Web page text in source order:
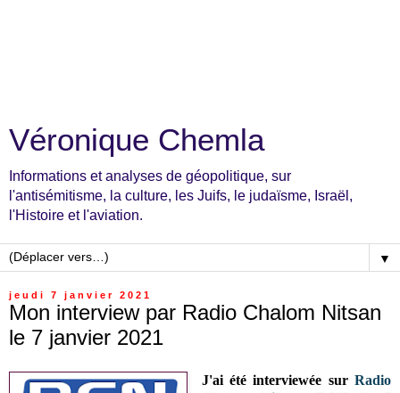
Véronique Chemla
Informations et analyses de géopolitique, sur
l'antisémitisme, la culture, les Juifs, le judaïsme, Israël,
l'Histoire et l'aviation.
▼
jeudi 7 janvier 2021
Mon interview par Radio Chalom Nitsan
le 7 janvier 2021
J'ai été interviewée sur Radio